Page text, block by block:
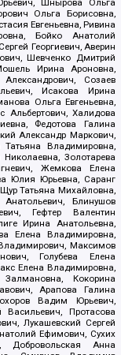
Шнырова Ольга
Ольга Борисовна,
Евгеньевна, Ривина
Бойко Анатолий
Георгиевич, Аверин
Шевченко Дмитрий
Ирина Ароновна,
Созаев
Исакова Ирина
Ольга Евгеньевна,
Альбертович, Халидова
Федотова Галина
Александр Маркович,
Татьяна Владимировна,
Золотарева
Жемкова Елена
Юлия Юрьевна, Саранг
Татьяна Михайловна,
Блинушов
Гефтер Валентин
Ирина Анатольевна,
Елена Владимировна,
Максимов
Голубева Елена
Елена Владимировна,
Кокорина
Арапова Галина
Вадим Юрьевич,
Протасова
Лукашевский Сергей
Ефимович, Сухих
Добровольская Анна